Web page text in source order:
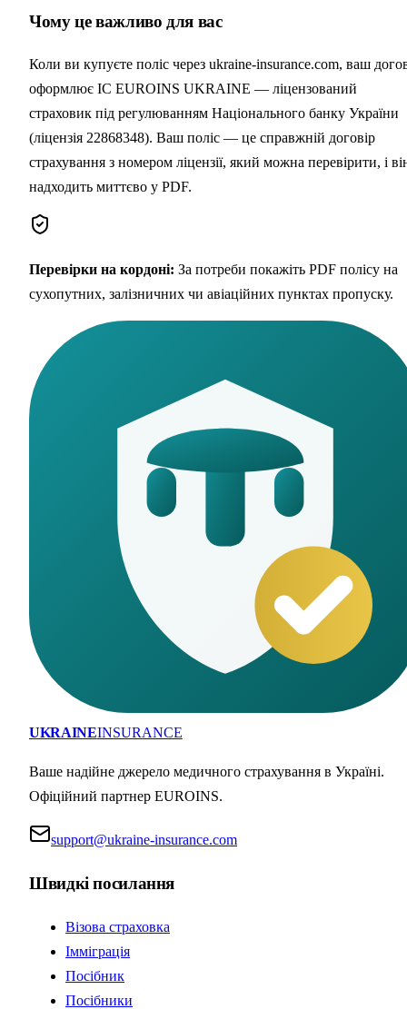
Чому це важливо для вас
Коли ви купуєте поліс через ukraine-insurance.com, ваш
оформлює IC EUROINS UKRAINE — ліцензований
страховик під регулюванням Національного банку України
(ліцензія 22868348). Ваш поліс — це справжній договір
страхування з номером ліцензії, який можна перевірити, і
надходить миттєво у PDF.
Перевірки на кордоні: За потреби покажіть PDF полісу на
сухопутних, залізничних чи авіаційних пунктах пропуску.
UKRAINEINSURANCE
Ваше надійне джерело медичного страхування в Україні.
Офіційний партнер EUROINS.
support@ukraine-insurance.com
Швидкі посилання
Візова страховка
Імміграція
Посібник
Посібники